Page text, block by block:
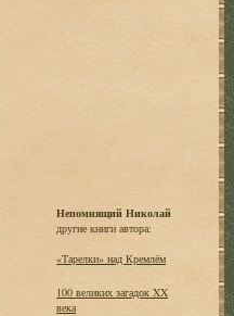
Непомнящий Николай
другие книги автора:
«Тарелки» над Кремлём
100 великих загадок XX
века